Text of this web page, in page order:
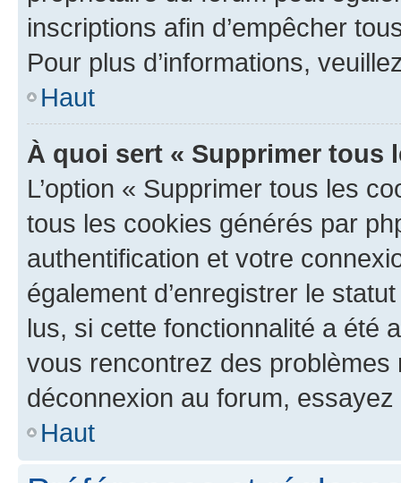
inscriptions afin d’empêcher
Pour plus d’informations,
Haut
À quoi sert « Supprimer tous
L’option « Supprimer tous les
tous les cookies générés par
authentification et votre
également d’enregistrer le
lus, si cette fonctionnalité a été
vous rencontrez des
déconnexion au forum,
Haut